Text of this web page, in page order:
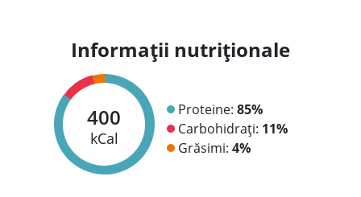
Informații nutriționale
400
kCal
Proteine: 85%
Carbohidrați: 11%
Grăsimi: 4%